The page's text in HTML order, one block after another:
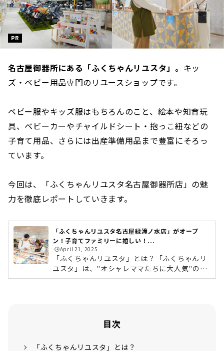
PR
名古屋御器所にある「ふくちゃんリユスタ」。 キッ
ズ・ベビー用品専門のリユースショップです。
ベビー服やキッズ服はもちろんのこと、絵本や知育玩
具、ベビーカーやチャイルドシート・抱っこ紐などの
子育て用品、さらには出産準備用品まで豊富にそろっ
ています。
今回は、「ふくちゃんリユスタ名古屋御器所店」の魅
力を徹底レポートしていきます。
「ふくちゃんリユスタ名古屋緑滝ノ水店」がオープ
ン！子育てファミリーに嬉しい！...
🕒️April 21, 2025
「ふくちゃんリユスタ」とは？「ふくちゃんリ
ユスタ」は、"オシャレママたちに大人気"のキ
ッズ・ベビー用品専門のリユースショップで
るリユース」をコンセプトに、遊びを交えなが
ら次の世代に「捨てずにつなげることの大切
しており、東海エリアでは御器所店に続き、名
目次
「ふくちゃんリユスタ」とは？